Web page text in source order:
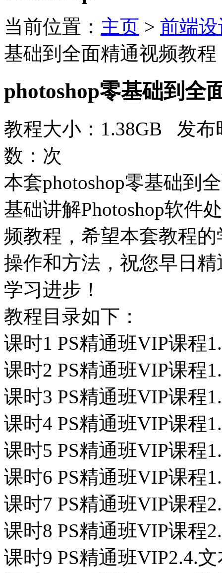
当前位置： 主页 > 前端
基础到全面精通视频教程
photoshop零基础到全
教程大小：1.38GB 发
数： 次
本套photoshop零基础到
基础讲解Photoshop软件
频教程，希望本套教程
操作和方法，祝您早日
学习进步！
教程目录如下：
课时1 PS精通班VIP课程
课时2 PS精通班VIP课程
课时3 PS精通班VIP课程
课时4 PS精通班VIP课程
课时5 PS精通班VIP课程
课时6 PS精通班VIP课程
课时7 PS精通班VIP课程
课时8 PS精通班VIP课程
课时9 PS精通班VIP2.4.